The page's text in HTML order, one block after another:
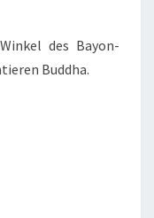
des Bayon-
Buddha.